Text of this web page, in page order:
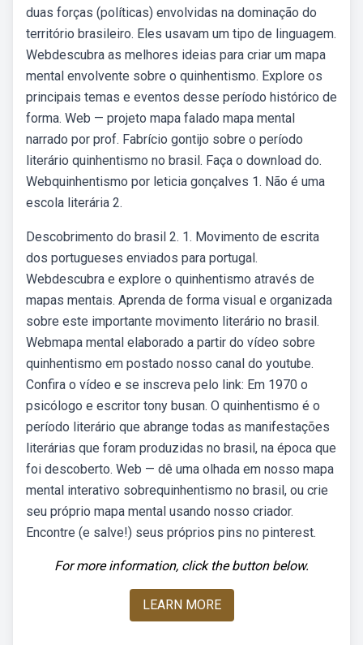
duas forças (políticas) envolvidas na dominação do
território brasileiro. Eles usavam um tipo de linguagem.
Webdescubra as melhores ideias para criar um mapa
mental envolvente sobre o quinhentismo. Explore os
principais temas e eventos desse período histórico de
forma. Web — projeto mapa falado mapa mental
narrado por prof. Fabrício gontijo sobre o período
literário quinhentismo no brasil. Faça o download do.
Webquinhentismo por leticia gonçalves 1. Não é uma
escola literária 2.
Descobrimento do brasil 2. 1. Movimento de escrita
dos portugueses enviados para portugal.
Webdescubra e explore o quinhentismo através de
mapas mentais. Aprenda de forma visual e organizada
sobre este importante movimento literário no brasil.
Webmapa mental elaborado a partir do vídeo sobre
quinhentismo em postado nosso canal do youtube.
Confira o vídeo e se inscreva pelo link: Em 1970 o
psicólogo e escritor tony busan. O quinhentismo é o
período literário que abrange todas as manifestações
literárias que foram produzidas no brasil, na época que
foi descoberto. Web — dê uma olhada em nosso mapa
mental interativo sobrequinhentismo no brasil, ou crie
seu próprio mapa mental usando nosso criador.
Encontre (e salve!) seus próprios pins no pinterest.
For more information, click the button below.
LEARN MORE